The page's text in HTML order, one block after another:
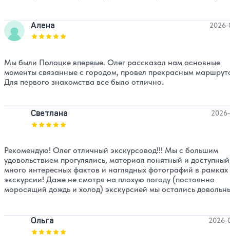
Алена
Оценка, количество звезд:
2026-
Мы были Полоцке впервые. Олег рассказал нам основные
моменты связанные с городом, провел прекрасным
Для первого знакомства все было отлично.
Светлана
Оценка, количество звезд:
Рекомендую! Олег отличный экскурсовод!!! Мы с большим
удовольствием прогулялись, материал понятный и
много интересных фактов и наглядных фотографий в рамках
экскурсии! Даже не смотря на плохую погоду (постоянно
моросящий дождь и холод) экскурсией мы остались
Ольга
Оценка, количество звезд:
2026-